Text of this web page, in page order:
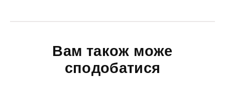
Вам також може
сподобатися